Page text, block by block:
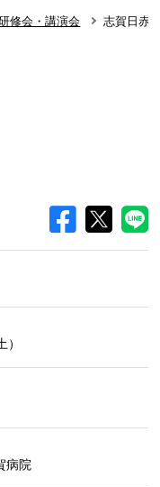
修会・講演会 志賀日赤
病院